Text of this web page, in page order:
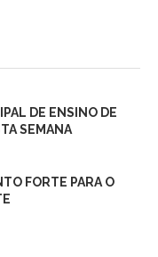
DE ENSINO DE
SEMANA
FORTE PARA O